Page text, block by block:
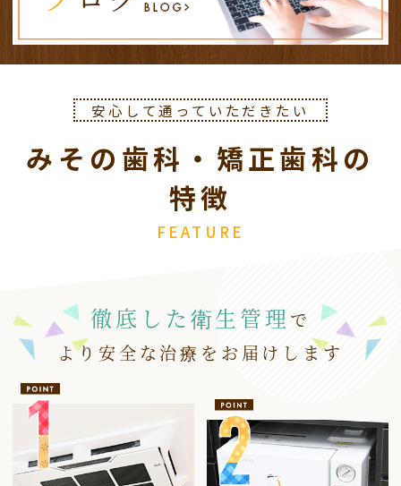
振替診療として１９日（木）が診療日となりま
す。
お間違えないようよろしくお願いします。
2026.02.11
２月１１日（水）、２３日（月）は祝日のため
休診 となります。
１２日（木）、２６日（木）は
となります。
安心して通っていただきたい
みその歯科・矯正歯科の
特徴
FEATURE
徹底した衛生管理 で
より安全な治療をお届けします